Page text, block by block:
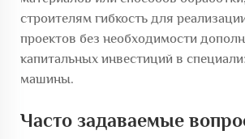
строителям гибкость для
проектов без необходимости
капитальных инвестиций в
машины.
Часто задаваемые